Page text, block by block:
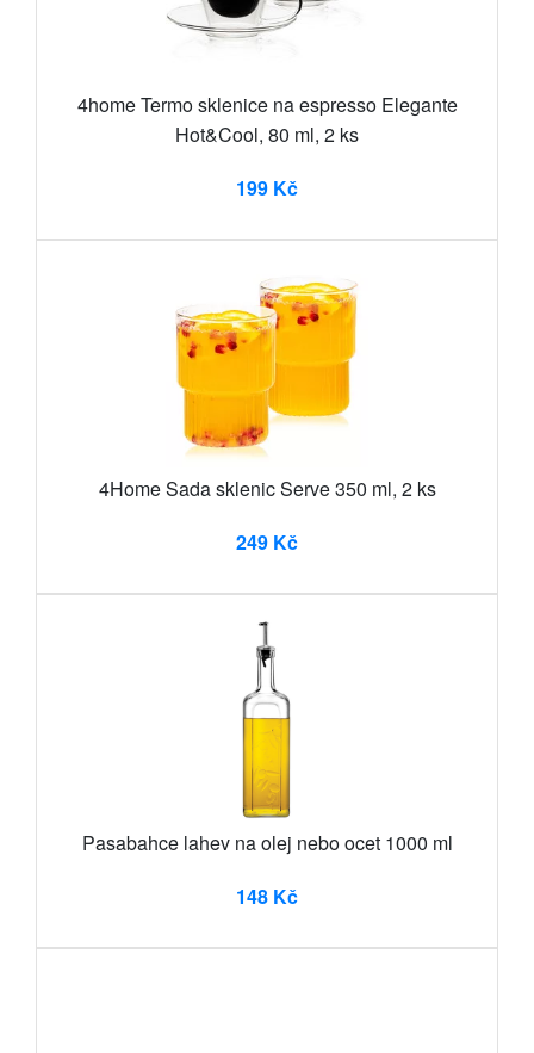
4home Termo sklenice na espresso Elegante
Hot&Cool, 80 ml, 2 ks
199 Kč
4Home Sada sklenic Serve 350 ml, 2 ks
249 Kč
Pasabahce lahev na olej nebo ocet 1000 ml
148 Kč